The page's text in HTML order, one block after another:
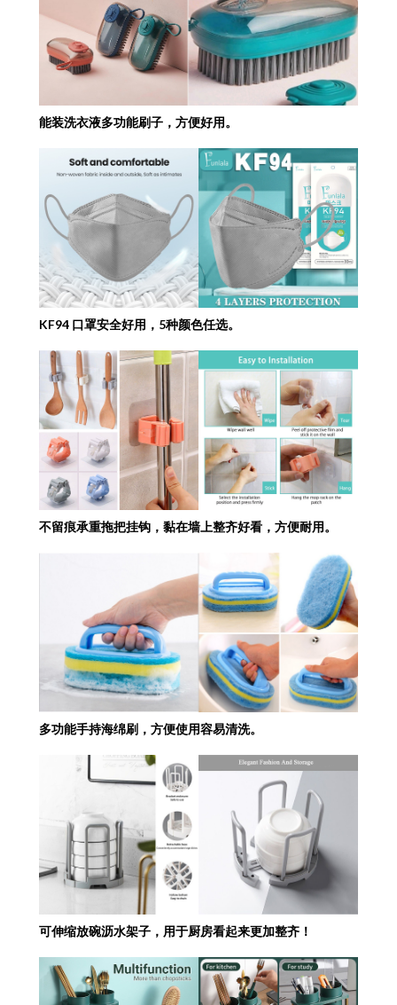
能装洗衣液多功能刷子，方便好用。
KF94 口罩安全好用，5种颜色任选。
不留痕承重拖把挂钩，黏在墙上整齐好看，方便耐用。
多功能手持海绵刷，方便使用容易清洗。
可伸缩放碗沥水架子，用于厨房看起来更加整齐！